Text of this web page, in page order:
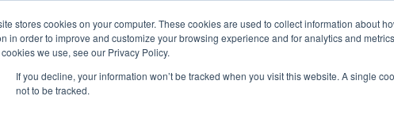
stores cookies on your computer. These cookies are used to collect information about
in order to improve and customize your browsing experience and for analytics and
we use, see our Privacy Policy.
If you decline, your information won’t be tracked when you visit this website. A single
not to be tracked.
Plateforme Solutions Partenaires Ressources Société